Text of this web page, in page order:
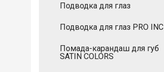
Подводка для глаз
Подводка для глаз PRO INC
Помада-карандаш для губ
SATIN COLORS